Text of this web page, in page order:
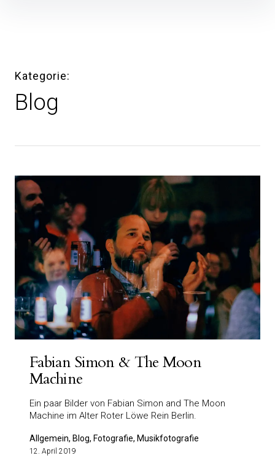
Kategorie
Blog
Fabian Simon & The Moon
Machine
Ein paar Bilder von Fabian Simon and The Moon
Machine im Alter Roter Löwe Rein Berlin.
Allgemein, Blog, Fotografie, Musikfotografie
12. April 2019